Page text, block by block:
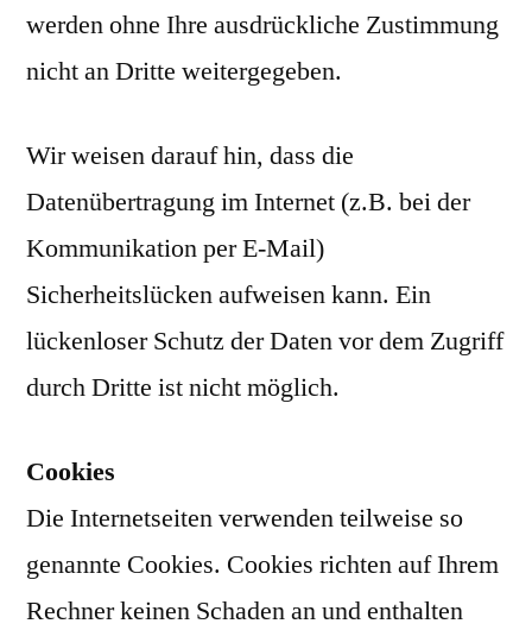
werden ohne Ihre ausdrückliche Zustimmung
nicht an Dritte weitergegeben.
Wir weisen darauf hin, dass die
Datenübertragung im Internet (z.B. bei der
Kommunikation per E-Mail)
Sicherheitslücken aufweisen kann. Ein
lückenloser Schutz der Daten vor dem Zugriff
durch Dritte ist nicht möglich.
Cookies
Die Internetseiten verwenden teilweise so
genannte Cookies. Cookies richten auf Ihrem
Rechner keinen Schaden an und enthalten